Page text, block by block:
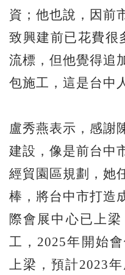
資；他也說，因前
致興建前已花費很
流標，但他覺得追
包施工，這是台中
盧秀燕表示，感謝
建設，像是前台中
經貿園區規劃，她
棒，將台中市打造
際會展中心已上
工，2025年開始
上梁，預計2023